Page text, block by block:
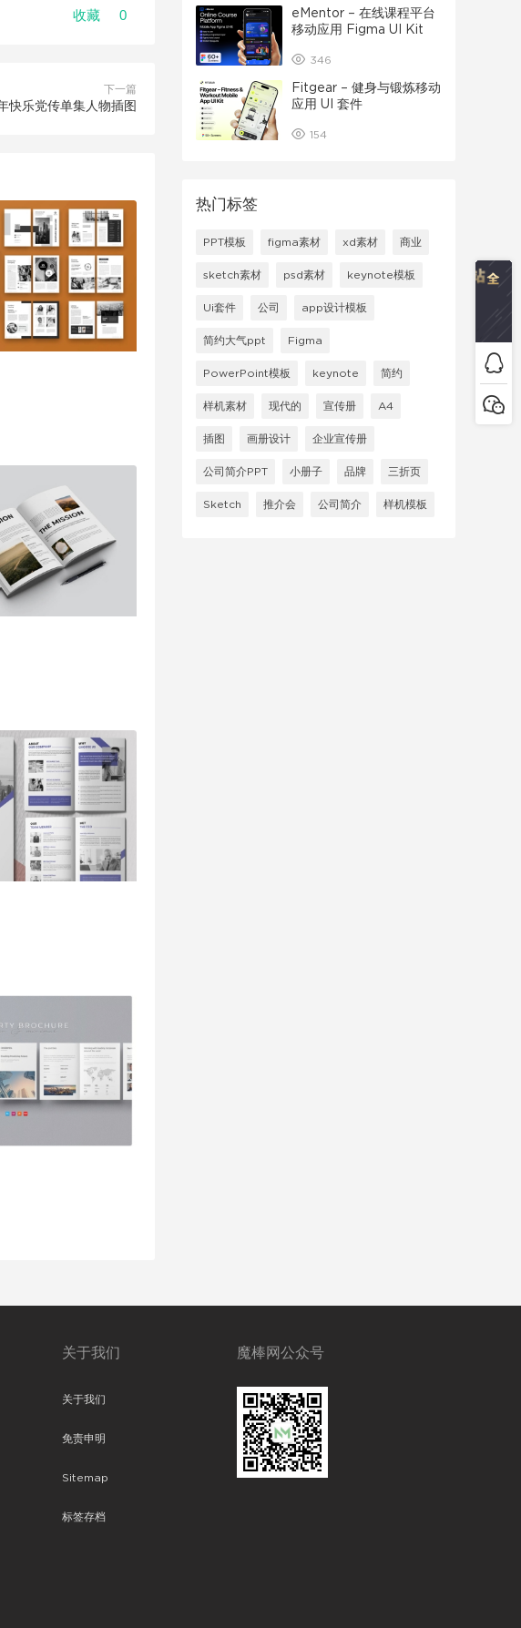
收藏 0
下一篇
快乐党传单集人物插图
eMentor – 在线课程平台
移动应用 Figma UI Kit
346
Fitgear – 健身与锻炼移动
应用 UI 套件
154
热门标签
PPT模板 figma素材 xd素材 商业
sketch素材 psd素材 keynote模板
Ui套件 公司 app设计模板
简约大气ppt Figma
PowerPoint模板 keynote 简约
样机素材 现代的 宣传册 A4
插图 画册设计 企业宣传册
公司简介PPT 小册子 品牌 三折页
Sketch 推介会 公司简介 样机模板
关于我们
关于我们
免责申明
Sitemap
标签存档
魔棒网公众号